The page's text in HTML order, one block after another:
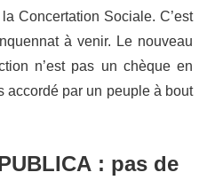
la Concertation Sociale. C’est
à venir. Le nouveau
n’est pas un chèque en
accordé par un peuple à bout
: pas de